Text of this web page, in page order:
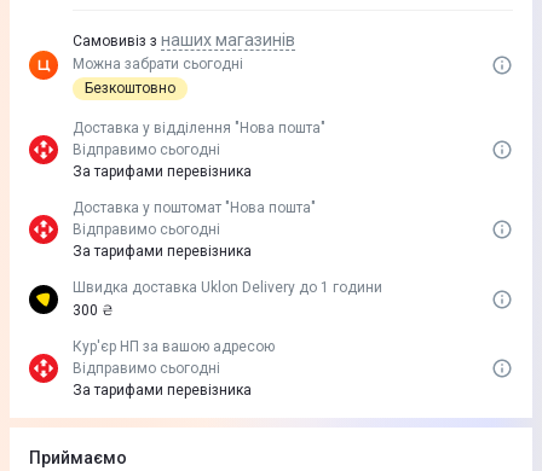
Самовивіз з наших магазинів
Можна забрати сьогодні
Безкоштовно
Доставка у вiддiлення "Нова пошта"
Відправимо сьогодні
За тарифами перевізника
Доставка у поштомат "Нова пошта"
Відправимо сьогодні
За тарифами перевізника
Швидка доставка Uklon Delivery до 1 години
300 ₴
Кур'єр НП за вашою адресою
Відправимо сьогодні
За тарифами перевізника
Приймаємо